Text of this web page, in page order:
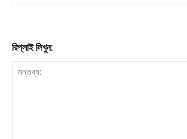
রিপ্লাই লিখুন: